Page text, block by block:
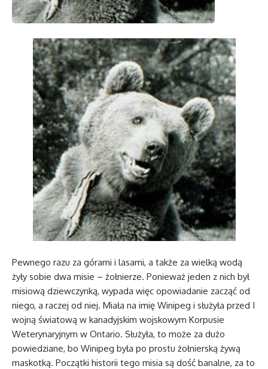
Pewnego razu za górami i lasami, a także za wielką wodą
żyły sobie dwa misie – żołnierze. Ponieważ jeden z nich był
misiową dziewczynką, wypada więc opowiadanie zacząć od
niego, a raczej od niej. Miała na imię Winipeg i służyła przed I
wojną światową w kanadyjskim wojskowym Korpusie
Weterynaryjnym w Ontario. Służyła, to może za dużo
powiedziane, bo Winipeg była po prostu żołnierską żywą
maskotką. Początki historii tego misia są dość banalne, za to